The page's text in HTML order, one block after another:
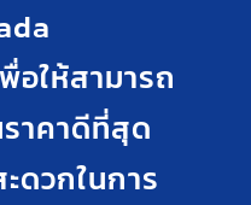
อให้สามารถ
าคาดีที่สุด
ดวกในการ